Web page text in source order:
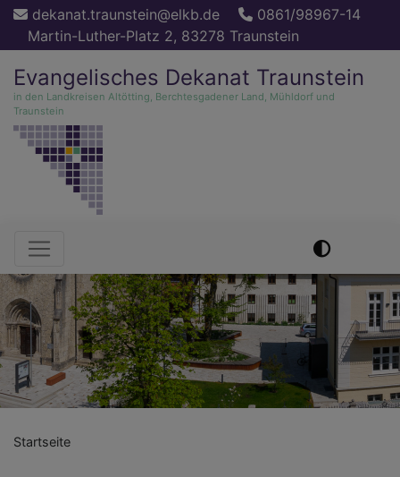
Direkt
Inhalt
dekanat.traunstein@elkb.de
0861/98967-14
Martin-Luther-Platz 2, 83278 Traunstein
Evangelisches Dekanat Traunstein
in den Landkreisen Altötting, Berchtesgadener Land, Mühldorf und
Traunstein
Hauptnavigation
Startseite